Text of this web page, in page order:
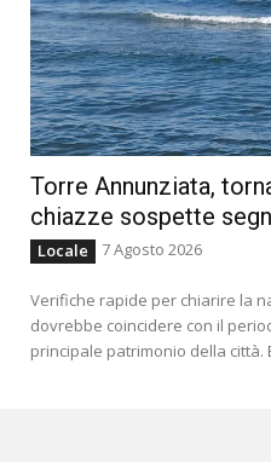
Torre Annunziata,
chiazze sospette
Locale 7 Agosto 2026
Verifiche rapide per chiarire la
dovrebbe coincidere con il
principale patrimonio della città.